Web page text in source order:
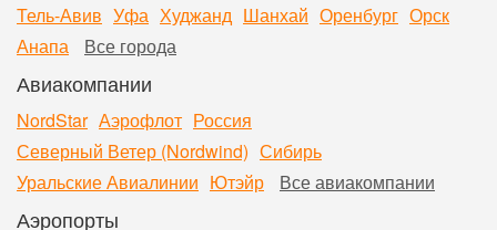
Тель-Авив Уфа Худжанд Шанхай Оренбург Орск
Анапа
Все города
Авиакомпании
NordStar Аэрофлот Россия
Северный Ветер (Nordwind) Сибирь
Уральские Авиалинии Ютэйр Все авиакомпании
Аэропорты